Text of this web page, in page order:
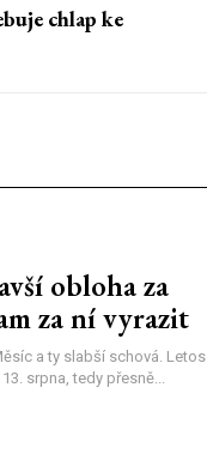
chlap ke
obloha za
za ní vyrazit
a ty slabší schová. Letos
srpna, tedy přesně...